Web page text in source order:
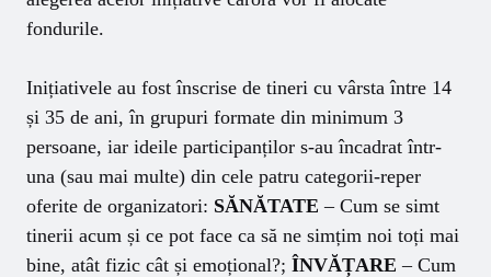
fondurile.
Inițiativele au fost înscrise de tineri cu vârsta între 14
și 35 de ani, în grupuri formate din minimum 3
persoane, iar ideile participanților s-au încadrat într-
una (sau mai multe) din cele patru categorii-reper
oferite de organizatori: SĂNĂTATE – Cum se simt
tinerii acum și ce pot face ca să ne simțim noi toți mai
bine, atât fizic cât și emoțional?; ÎNVĂȚARE– Cum